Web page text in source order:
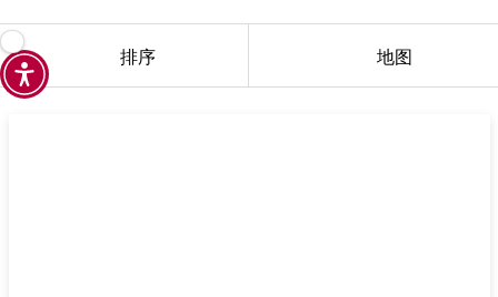
排序 地图